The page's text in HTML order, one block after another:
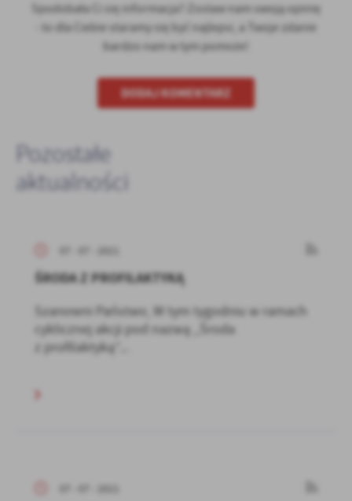
Spodobała Ci się informacja? Zostaw nam swoją opinię
- to dla Ciebie staramy się być najlepsi, a Twoje zdanie
bardzo nam w tym pomoże!
DODAJ KOMENTARZ
Pozostałe
aktualności
ŚRODA Z PROFILAKTYKĄ
Szanowni Państwo, W tym tygodniu w ramach
cyklicznej akcji pod nazwą „Środa
z profilaktyką”...